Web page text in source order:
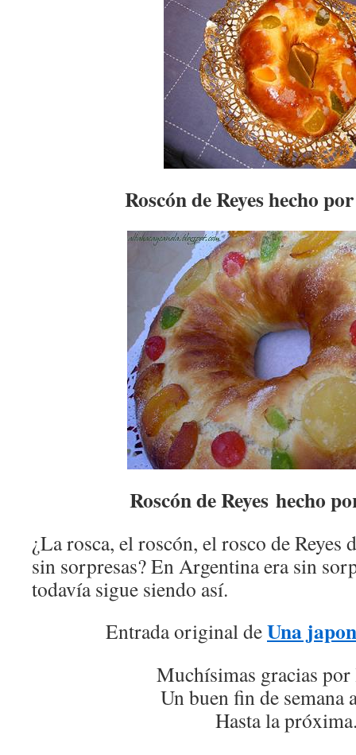
Roscón de Reyes hecho
Roscón de Reyes hecho
¿La rosca, el roscón, el rosco de Reyes
sin sorpresas? En Argentina era sin
todavía sigue siendo así.
Entrada original deUna
Muchísimas gracias por
Un buen fin de semana
Hasta la